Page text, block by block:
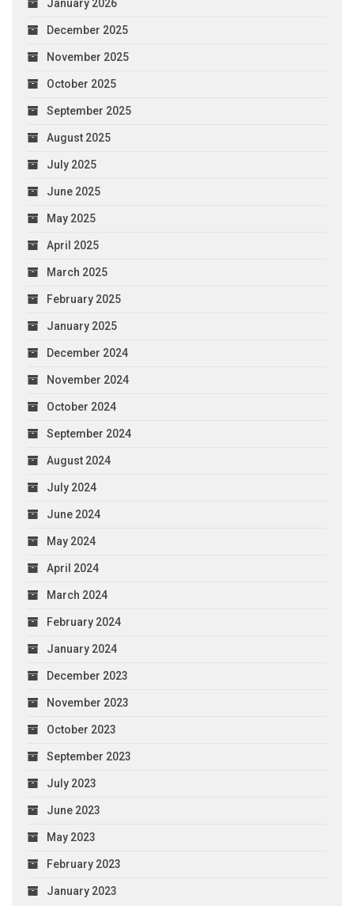
January 2026
December 2025
November 2025
October 2025
September 2025
August 2025
July 2025
June 2025
May 2025
April 2025
March 2025
February 2025
January 2025
December 2024
November 2024
October 2024
September 2024
August 2024
July 2024
June 2024
May 2024
April 2024
March 2024
February 2024
January 2024
December 2023
November 2023
October 2023
September 2023
July 2023
June 2023
May 2023
February 2023
January 2023